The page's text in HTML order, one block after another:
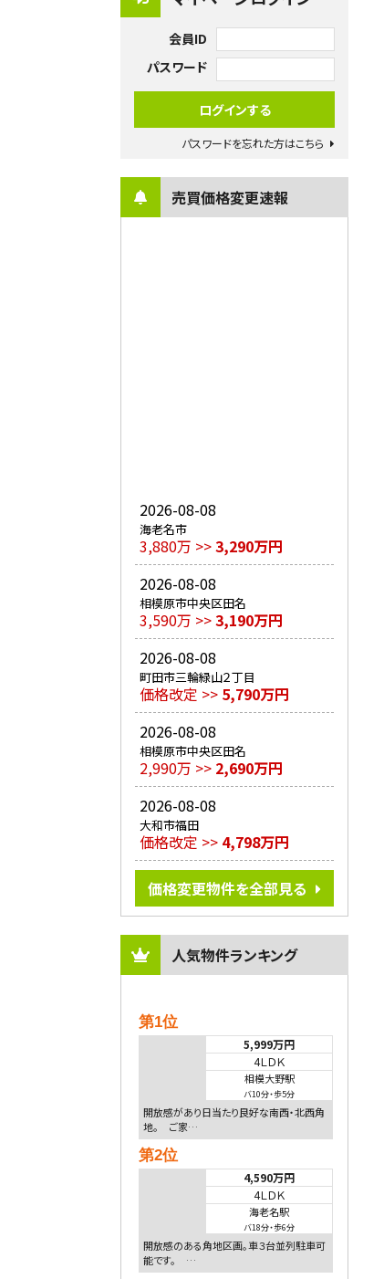
会員ID
パスワード
パスワードを忘れた方はこちら
売買価格変更速報
2026-08-08
海老名市
3,880万 >>3,290万円
2026-08-08
相模原市中央区田名
3,590万 >>3,190万円
2026-08-08
町田市三輪緑山２丁目
価格改定 >> 5,790万円
2026-08-08
相模原市中央区田名
2,990万 >> 2,690万円
2026-08-08
大和市福田
価格改定 >> 4,798万円
価格変更物件を全部見る
人気物件ランキング
第1位
5,999万円
4ＬＤＫ
相模大野駅
バ10分・歩5分
開放感があり日当たり良好な南西・北西角
地。 ご家…
第2位
4,590万円
4ＬＤＫ
海老名駅
バ18分・歩6分
開放感のある角地区画。車３台並列駐車可
能です。 …